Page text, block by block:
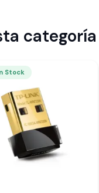
categoría
Stock